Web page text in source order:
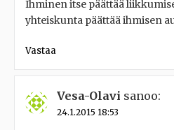
Ihminen itse päättää
yhteiskunta päättää ihmisen
Vastaa
Vesa-Olavi sanoo:
24.1.2015 18:53